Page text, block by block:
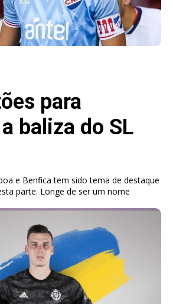
para
baliza do SL
e Benfica tem sido tema de destaque
ser um nome